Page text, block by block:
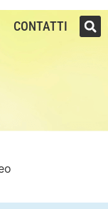
CONTATTI